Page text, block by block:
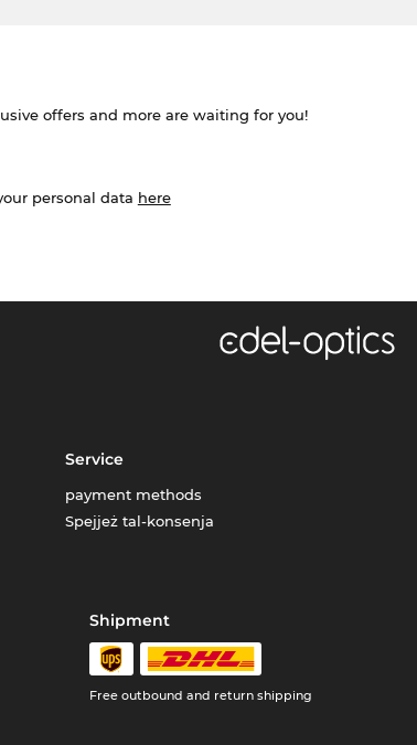
offers and more are waiting for you!
personal data here
Service
payment methods
Spejjeż tal-konsenja
Shipment
Free outbound and return shipping